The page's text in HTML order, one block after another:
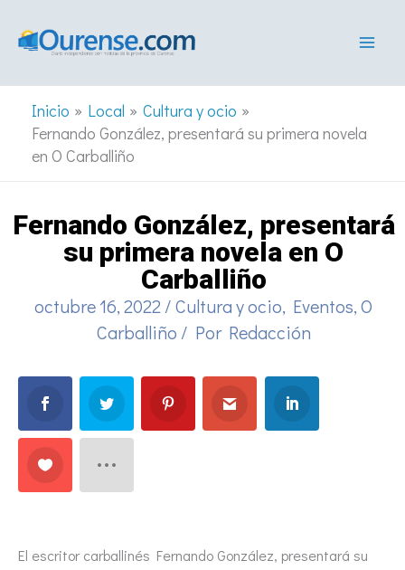
Inicio Local
Cultura y ocio
Fernando González, presentará su primera novela
en O Carballiño
Fernando González, presentará
su primera novela en O
Carballiño
octubre 16, 2022 /Cultura y ocio, Eventos,O
Carballiño / Por Redacción
El escritor carballinés Fernando González, presentará su